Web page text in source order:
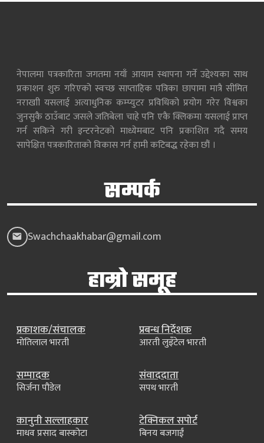
नेपालमा पत्रकारिता जगतमा नयाँ आयाम स्थापना गर्ने उद्देश्यका साथ
प्रकाशन शुरु गरिएको स्वच्छ साप्ताहिक पत्रिका छापामा मात्रै सीमित
नराखाी यसलाई अत्याधुनिक कम्प्युटर प्रविधिको प्रयोग गरेर विश्वका
जुनसुकै ठाउँबाट जसले जतिबेला चाहे पनि एकै क्लिकमा यसलाई प्राप्त
गर्न सकिने गरी इन्टरनेटको माध्येमबाट पनि प्रकाशित गदै समय
सापेक्षित पत्रकारिताको विकास गर्न हामी कटिबद्ध रहेका छौं ।
सम्पर्क
Swachchaakhabar@gmail.com
हाम्रो समूह
प्रकाशक/संचालक
मोतिलाल भारती
प्रबन्ध निर्देशक
आरती लुइँटेल भारती
सम्पादक
सिर्जना पौडेल
संवाददाता
सपथ भारती
कानुनी सल्लाहकार
माधव प्रसाद बास्कोटा
टेक्निकल सपोर्ट
बिनय बजगाईं